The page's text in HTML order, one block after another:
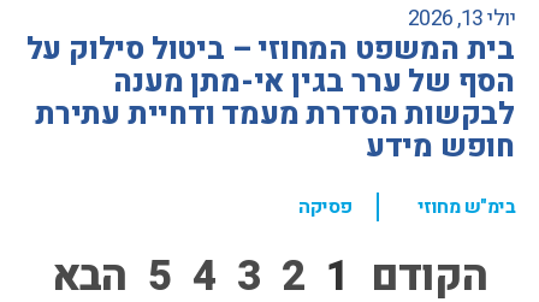
יולי 13, 2026
בית המשפט המחוזי – ביטול סילוק על
הסף של ערר בגין אי-מתן מענה
לבקשות הסדרת מעמד ודחיית עתירת
חופש מידע
בימ"ש מחוזי , פסיקה
הקודם 1
2
3
4
5 הבא